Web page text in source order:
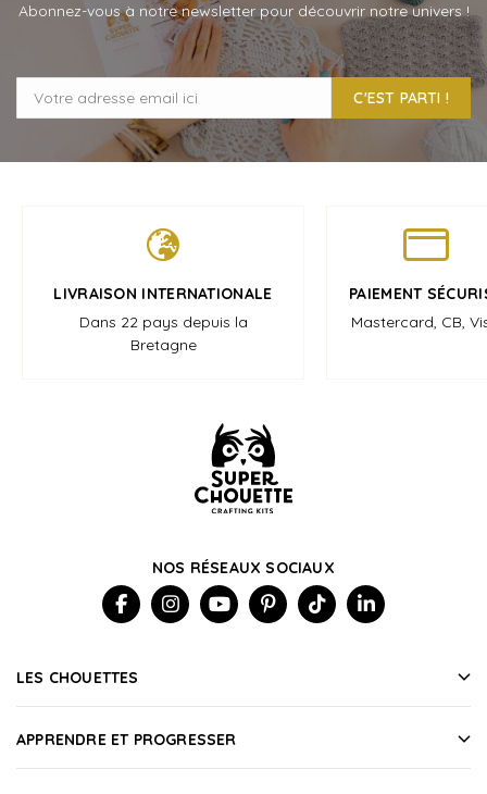
Abonnez-vous à notre newsletter pour découvrir notre univers !
C'EST PARTI !
LIVRAISON INTERNATIONALE
Dans 22 pays depuis la
Bretagne
PAIEMENT
Mastercard, CB,
NOS RÉSEAUX SOCIAUX
LES CHOUETTES
APPRENDRE ET PROGRESSER